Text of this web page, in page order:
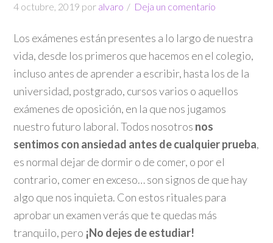
4 octubre, 2019 por alvaro Deja un comentario
Los exámenes están presentes a lo largo de nuestra
vida, desde los primeros que hacemos en el colegio,
incluso antes de aprender a escribir, hasta los de la
universidad, postgrado, cursos varios o aquellos
exámenes de oposición, en la que nos jugamos
nuestro futuro laboral. Todos nosotros nos
sentimos con ansiedad antes de cualquier prueba,
es normal dejar de dormir o de comer, o por el
contrario, comer en exceso… son signos de que hay
algo que nos inquieta. Con estos rituales para
aprobar un examen verás que te quedas más
tranquilo, pero ¡No dejes de estudiar!